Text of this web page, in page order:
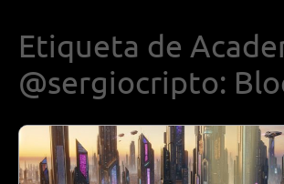
Etiqueta de
@sergiocripto: